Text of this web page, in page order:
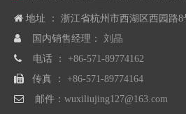
 地址 ： 浙江省杭州市西湖区西园路8
 国内销售经理： 刘晶
 电话 ： +86-571-89774162
 传真 ： +86-571-89774164
 邮件： wuxiliujing127@163.com